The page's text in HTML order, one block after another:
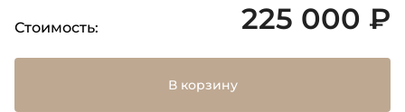
Стоимость: 225 000 ₽
В корзину